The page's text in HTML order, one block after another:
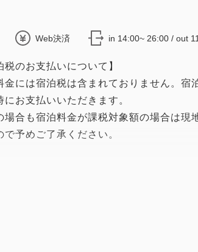
Web決済 in 14:00~ 26:00 / out
税のお支払いについて】
金には宿泊税は含まれておりません。宿
にお支払いいただきます。
場合も宿泊料金が課税対象額の場合は現
で予めご了承ください。
レイアウトになっており、トリックウォ